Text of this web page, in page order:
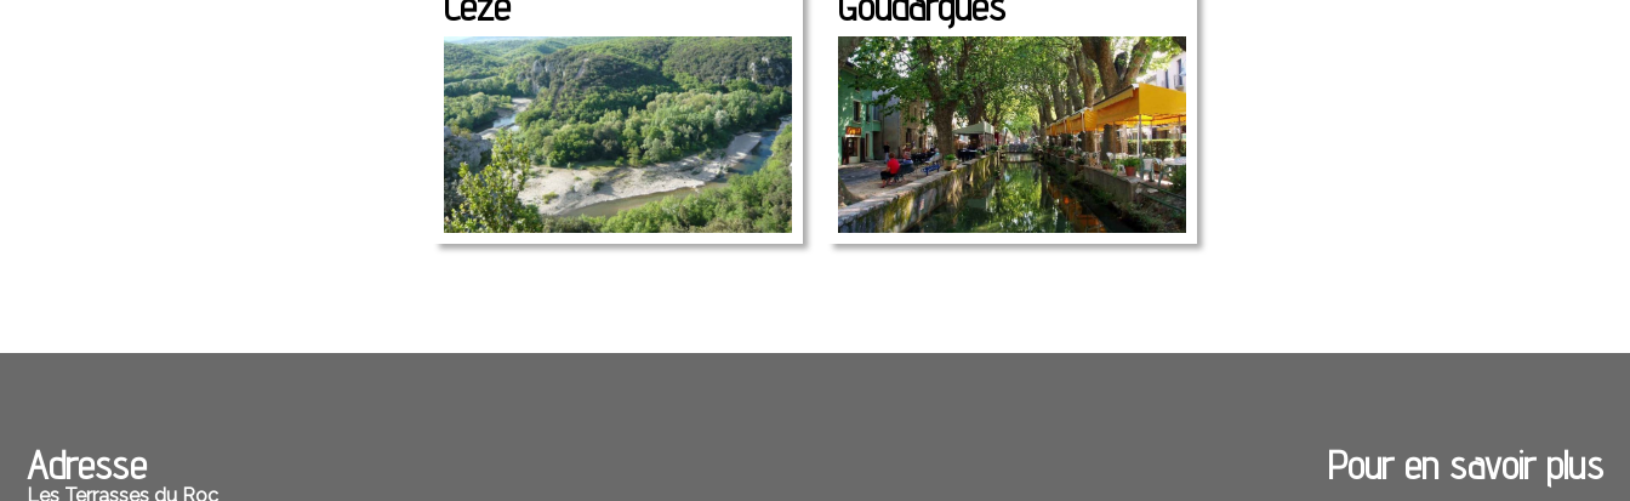
Adresse
Les Terrasses du Roc
Pour en savoir plus